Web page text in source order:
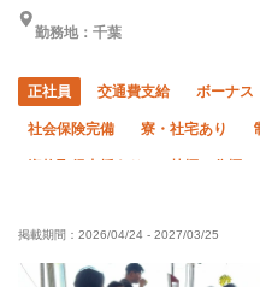
勤務地：千葉
正社員 交通費支給 ボーナス
社会保険完備 寮・社宅あり
直帰・直行OK 転勤なし
掲載期間： 2026/04/24 - 2027/03/25